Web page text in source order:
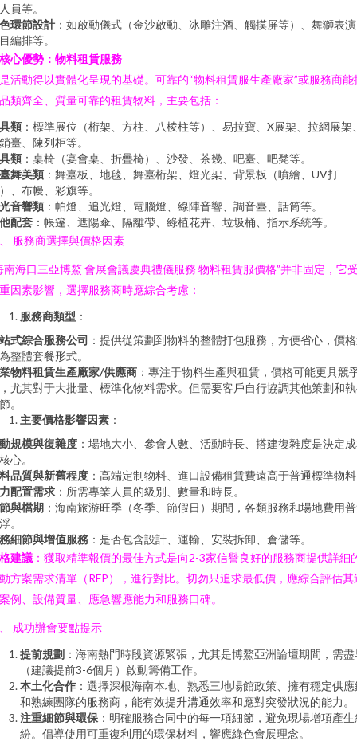
員等。
環節設計 ：如啟動儀式（金沙啟動、冰雕注酒、觸摸屏等）、舞獅表
編排等。
核心優勢：物料租賃服務
活動得以實體化呈現的基礎。可靠的“物料租賃服生產廠家”或服務商能
類齊全、質量可靠的租賃物料，主要包括：
類 ：標準展位（桁架、方柱、八棱柱等）、易拉寶、X展架、拉網展架
臺、陳列柜等。
類 ：桌椅（宴會桌、折疊椅）、沙發、茶幾、吧臺、吧凳等。
舞美類 ：舞臺板、地毯、舞臺桁架、燈光架、背景板（噴繪、UV打
、布幔、彩旗等。
音響類 ：帕燈、追光燈、電腦燈、線陣音響、調音臺、話筒等。
配套 ：帳篷、遮陽傘、隔離帶、綠植花卉、垃圾桶、指示系統等。
服務商選擇與價格因素
南海口三亞博鰲 會展會議慶典禮儀服務 物料租賃服價格”并非固定，它
因素影響，選擇服務商時應綜合考慮：
服務商類型 ：
式綜合服務公司 ：提供從策劃到物料的整體打包服務，方便省心，價
整體套餐形式。
物料租賃生產廠家/供應商 ：專注于物料生產與租賃，價格可能更具競
尤其對于大批量、標準化物料需求。但需要客戶自行協調其他策劃和
。
主要價格影響因素 ：
規模與復雜度 ：場地大小、參會人數、活動時長、搭建復雜度是決定
心。
品質與新舊程度 ：高端定制物料、進口設備租賃費遠高于普通標準物
配置需求 ：所需專業人員的級別、數量和時長。
與檔期 ：海南旅游旺季（冬季、節假日）期間，各類服務和場地費用
。
細節與增值服務 ：是否包含設計、運輸、安裝拆卸、倉儲等。
建議 ：獲取精準報價的最佳方式是向2-3家信譽良好的服務商提供詳細
方案需求清單（RFP），進行對比。切勿只追求最低價，應綜合評估其
例、設備質量、應急響應能力和服務口碑。
成功辦會要點提示
提前規劃 ：海南熱門時段資源緊張，尤其是博鰲亞洲論壇期間，需盡
（建議提前3-6個月）啟動籌備工作。
本土化合作 ：選擇深根海南本地、熟悉三地場館政策、擁有穩定供應
和熟練團隊的服務商，能有效提升溝通效率和應對突發狀況的能力。
注重細節與環保 ：明確服務合同中的每一項細節，避免現場增項產生
紛。倡導使用可重復利用的環保材料，響應綠色會展理念。